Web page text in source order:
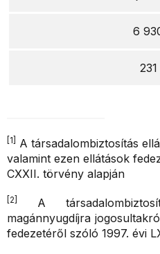
6
[1]
A társadalombiztosítás
valamint ezen ellátások
CXXII. törvény alapján
[2]
A
magánnyugdíjra
fedezetéről szóló 1997. évi